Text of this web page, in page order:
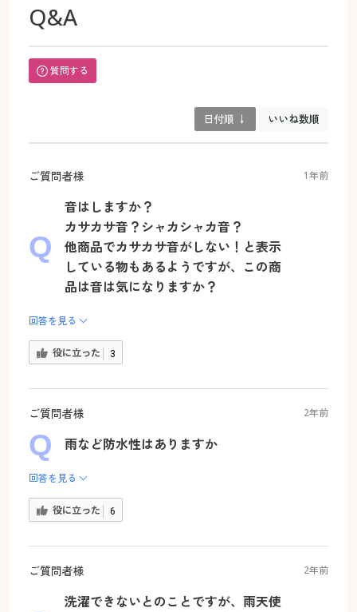
Q&A
質問する
日付順 ↓ いいね数順
ご質問者様 1年前
音はしますか？
カサカサ音？シャカシャカ音？
他商品でカサカサ音がしない！と表示
している物もあるようですが、この商
品は音は気になりますか？
回答を見る
役に立った 3
ご質問者様 2年前
雨など防水性はありますか
回答を見る
役に立った 6
ご質問者様 2年前
洗濯できないとのことですが、雨天使